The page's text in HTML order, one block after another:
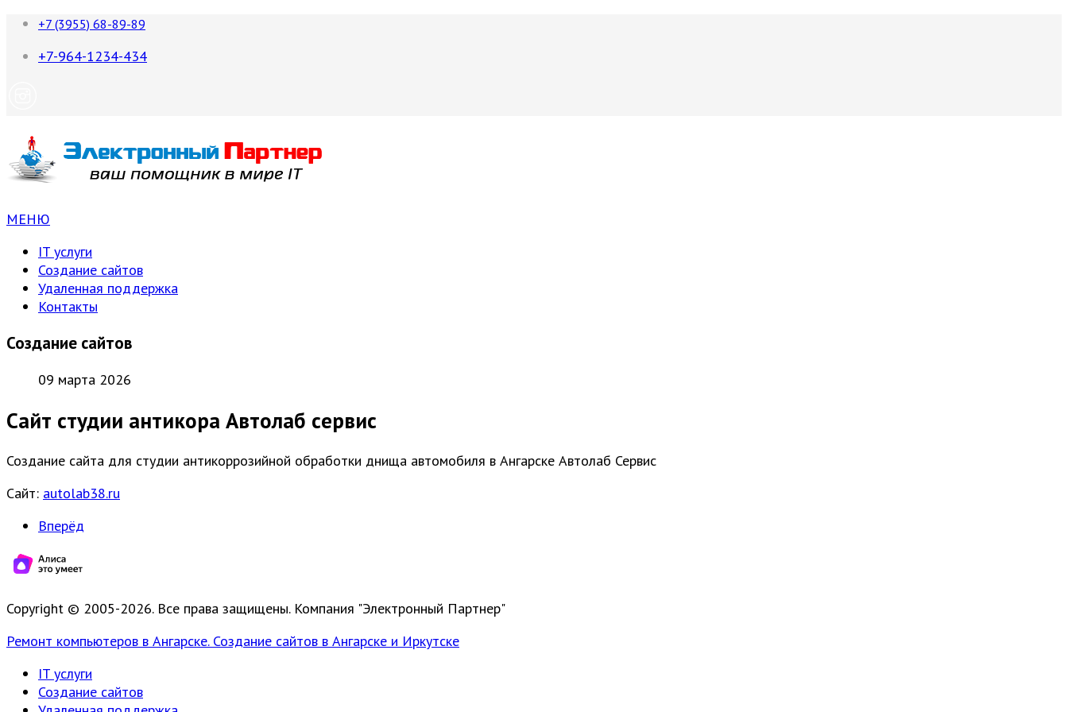
+7 (3955) 68-89-89
+7-964-1234-434
МЕНЮ
IT услуги
Создание сайтов
Удаленная поддержка
Контакты
Создание сайтов
09 марта 2026
Сайт студии антикора Автолаб сервис
Создание сайта для студии антикоррозийной обработки днища автомобиля в Ангарске Автолаб Сервис
Сайт: autolab38.ru
Вперёд
Copyright © 2005-2026. Все права защищены. Компания "Электронный Партнер"
Ремонт компьютеров в Ангарске. Создание сайтов в Ангарске и Иркутске
IT услуги
Создание сайтов